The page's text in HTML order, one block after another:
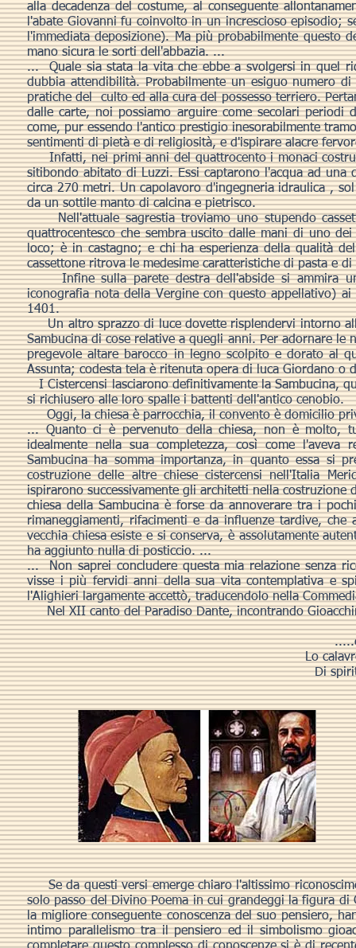
alla decadenza del costume, al conseguente
l'abate Giovanni fu coinvolto in un increscioso episodio;
l'immediata deposizione). Ma più probabilmente questo
mano sicura le sorti dell'abbazia. ...
... Quale sia stata la vita che ebbe a svolgersi in quel
dubbia attendibilità. Probabilmente un esiguo numero
pratiche del culto ed alla cura del possesso terriero.
dalle carte, noi possiamo arguire come secolari
come, pur essendo l'antico prestigio inesorabilmente
sentimenti di pietà e di religiosità, e d'ispirare alacre
Infatti, nei primi anni del quattrocento i monaci
sitibondo abitato di Luzzi. Essi captarono l'acqua ad
circa 270 metri. Un capolavoro d'ingegneria idraulica ,
da un sottile manto di calcina e pietrisco.
Nell'attuale sagrestia troviamo uno stupendo
quattrocentesco che sembra uscito dalle mani di uno
loco; è in castagno; e chi ha esperienza della qualità
cassettone ritrova le medesime caratteristiche di pasta e
Infine sulla parete destra dell'abside si ammira un
iconografia nota della Vergine con questo appellativo)
1401.
Un altro sprazzo di luce dovette risplendervi intorno
Sambucina di cose relative a quegli anni. Per adornare
pregevole altare barocco in legno scolpito e dorato al
Assunta; codesta tela è ritenuta opera di luca Giordano
I Cistercensi lasciarono definitivamente la Sambucina,
si richiusero alle loro spalle i battenti dell'antico cenobio.
Oggi, la chiesa è parrocchia, il convento è domicilio
... Quanto ci è pervenuto della chiesa, non è molto,
idealmente nella sua completezza, così come l'aveva
Sambucina ha somma importanza, in quanto essa si
costruzione delle altre chiese cistercensi nell'Italia
ispirarono successivamente gli architetti nella
chiesa della Sambucina è forse da annoverare tra i
rimaneggiamenti, rifacimenti e da influenze tardive,
vecchia chiesa esiste e si conserva, è assolutamente
ha aggiunto nulla di posticcio. ...
... Non saprei concludere questa mia relazione senza
visse i più fervidi anni della sua vita contemplativa e
l'Alighieri largamente accettò, traducendolo nella
Nel XII canto del Paradiso Dante, incontrando
Lo
Di
Se da questi versi emerge chiaro l'altissimo
solo passo del Divino Poema in cui grandeggi la figura
la migliore conseguente conoscenza del suo pensiero,
intimo parallelismo tra il pensiero ed il simbolismo